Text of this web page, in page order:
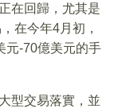
在回歸，尤其是
在今年4月初，
元-70億美元的手
型交易落實，並